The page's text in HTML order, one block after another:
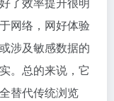
网络，网好体验
涉及敏感数据的
。总的来说，它
替代传统浏览